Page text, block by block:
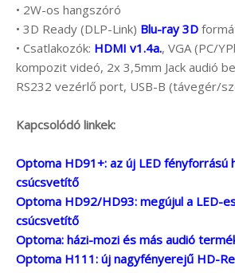
• 2W-os hangszóró
• 3D Ready (DLP-Link) Blu-ray 3D
• Csatlakozók: HDMI v1.4a., VGA (PC/
kompozit videó, 2x 3,5mm Jack audió
RS232 vezérlő port, USB-B (távegér/
Kapcsolódó linkek:
Optoma HD91+: az új LED fényforrású
csúcsvetítő
Optoma HD92/HD93: megújul a LED-
csúcsvetítő
Optoma: házi-mozi és más audió
Optoma H111: új nagyfényerejű HD-